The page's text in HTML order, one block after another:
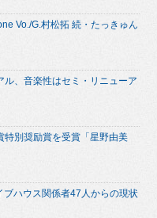
Vo./G.村松拓 続・たっきゅん
ル、音楽性はセミ・リニューア
特別奨励賞を受賞「星野由美
ハウス関係者47人からの現状